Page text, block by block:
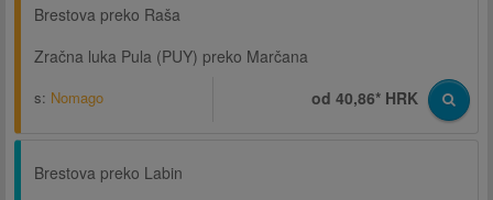
Brestova preko Raša
Zračna luka Pula (PUY) preko Marčana
s: Nomago od 40,86* HRK
Brestova preko Labin